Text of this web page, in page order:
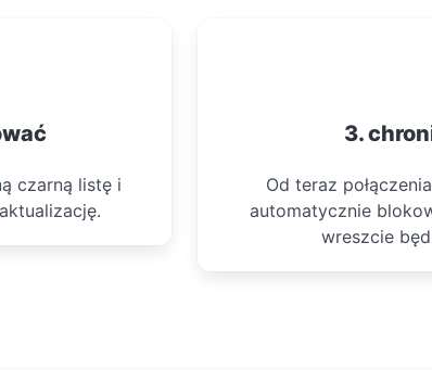
czarną listę i
3.
Od teraz
automatycznie
wreszcie